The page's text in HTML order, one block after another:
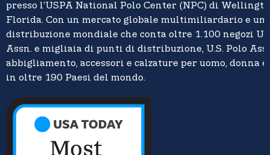
presso l’USPA National Polo Center (NPC) di
Florida. Con un mercato globale multimiliardario e
distribuzione mondiale che conta oltre 1.100 negozi
Assn. e migliaia di punti di distribuzione, U.S. Polo
abbigliamento, accessori e calzature per uomo, donna
in oltre 190 Paesi del mondo.